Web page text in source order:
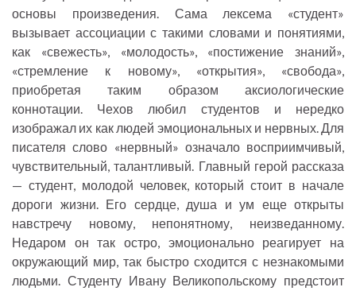
основы произведения. Сама лексема «студент»
вызывает ассоциации с такими словами и понятиями,
как «свежесть», «молодость», «постижение знаний»,
«стремление к новому», «открытия», «свобода»,
приобретая таким образом аксиологические
коннотации. Чехов любил студентов и нередко
изображал их как людей эмоциональных и нервных. Для
писателя слово «нервный» означало восприимчивый,
чувствительный, талантливый. Главный герой рассказа
— студент, молодой человек, который стоит в начале
дороги жизни. Его сердце, душа и ум еще открыты
навстречу новому, непонятному, неизведанному.
Недаром он так остро, эмоционально реагирует на
окружающий мир, так быстро сходится с незнакомыми
людьми. Студенту Ивану Великопольскому предстоит